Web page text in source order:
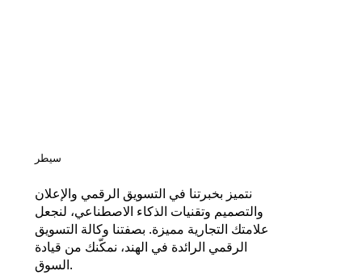
سيطر
نتميز بخبرتنا في التسويق الرقمي والإعلان
والتصميم وتقنيات الذكاء الاصطناعي، لنجعل
علامتك التجارية مميزة. بصفتنا وكالة التسويق
الرقمي الرائدة في الهند، نمكّنك من قيادة
السوق.